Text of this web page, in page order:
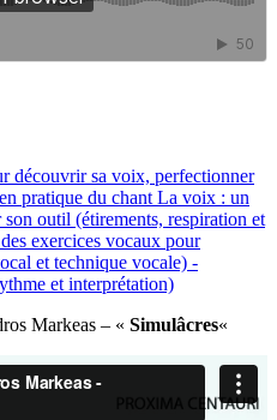
Markeas – « Simulâcres«